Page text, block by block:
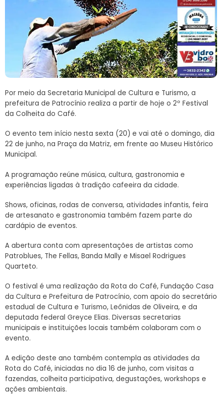
Por meio da Secretaria Municipal de Cultura e Turismo, a
prefeitura de Patrocínio realiza a partir de hoje o 2º Festival
da Colheita do Café.
O evento tem início nesta sexta (20) e vai até o domingo, dia
22 de junho, na Praça da Matriz, em frente ao Museu Histórico
Municipal.
A programação reúne música, cultura, gastronomia e
experiências ligadas à tradição cafeeira da cidade.
Shows, oficinas, rodas de conversa, atividades infantis, feira
de artesanato e gastronomia também fazem parte do
cardápio de eventos.
A abertura conta com apresentações de artistas como
Patroblues, The Fellas, Banda Mally e Misael Rodrigues
Quarteto.
O festival é uma realização da Rota do Café, Fundação Casa
da Cultura e Prefeitura de Patrocínio, com apoio do secretário
estadual de Cultura e Turismo, Leônidas de Oliveira, e da
deputada federal Greyce Elias. Diversas secretarias
municipais e instituições locais também colaboram com o
evento.
A edição deste ano também contempla as atividades da
Rota do Café, iniciadas no dia 16 de junho, com visitas a
fazendas, colheita participativa, degustações, workshops e
ações ambientais.